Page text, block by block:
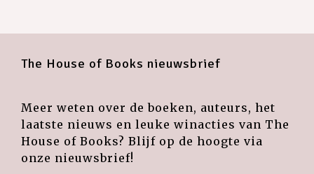
The House of Books nieuwsbrief
Meer weten over de boeken, auteurs, het
laatste nieuws en leuke winacties van The
House of Books? Blijf op de hoogte via
onze nieuwsbrief!